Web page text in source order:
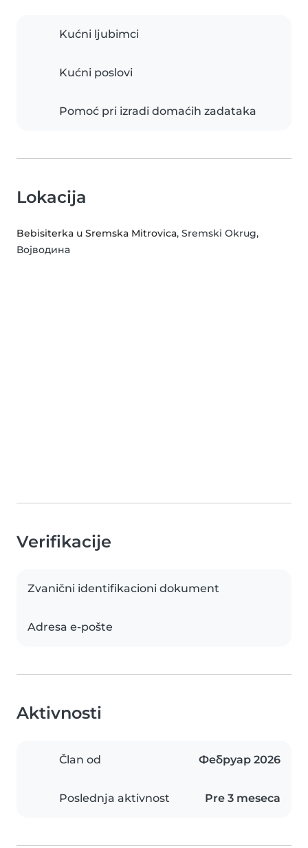
Kućni ljubimci
Kućni poslovi
Pomoć pri izradi domaćih zadataka
Lokacija
Bebisiterka u Sremska Mitrovica, Sremski Okrug,
Војводина
Verifikacije
Zvanični identifikacioni dokument
Adresa e-pošte
Aktivnosti
Član od Фебруар 2026
Poslednja aktivnost Pre 3 meseca